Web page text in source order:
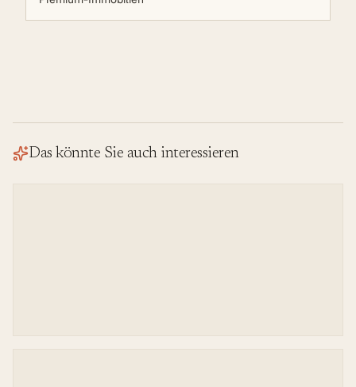
Das könnte Sie auch interessieren